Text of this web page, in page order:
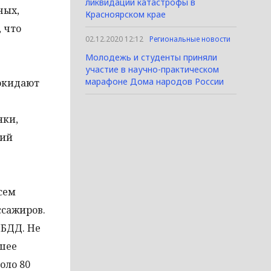
что
Не
80
Красноярском крае
02.12.2020 12:12 Региональные новости
Молодежь и студенты приняли
участие в научно-практическом
марафоне Дома народов России